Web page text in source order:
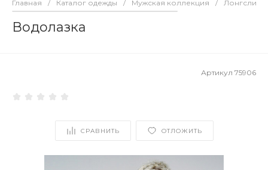
Главная / Каталог одежды / Мужская коллекция / Лонгсливы
Водолазка
Артикул 75906
СРАВНИТЬ ОТЛОЖИТЬ